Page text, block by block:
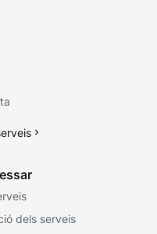
dels serveis